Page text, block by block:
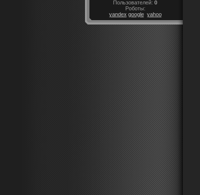
Пользователей: 0
Роботы:
yandex google yahoo